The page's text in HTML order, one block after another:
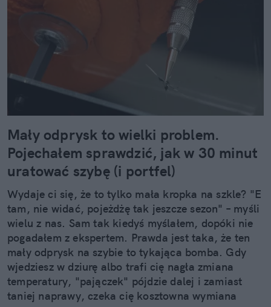
Mały odprysk to wielki problem.
Pojechałem sprawdzić, jak w 30 minut
uratować szybę (i portfel)
Wydaje ci się, że to tylko mała kropka na szkle? "E
tam, nie widać, pojeżdżę tak jeszcze sezon" – myśli
wielu z nas. Sam tak kiedyś myślałem, dopóki nie
pogadałem z ekspertem. Prawda jest taka, że ten
mały odprysk na szybie to tykająca bomba. Gdy
wjedziesz w dziurę albo trafi cię nagła zmiana
temperatury, "pajączek" pójdzie dalej i zamiast
taniej naprawy, czeka cię kosztowna wymiana